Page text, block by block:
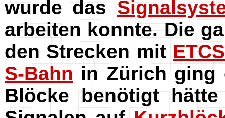
wurde das
arbeiten konnte. Die
den Strecken mit ETCS
S-Bahn in Zürich ging
Blöcke benötigt